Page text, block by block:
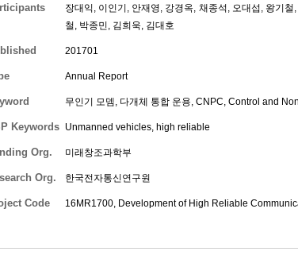
장대익, 이인기 , 안재영, 강경옥, 채종석 , 오대섭 , 왕기철 ,
철 , 박종민, 김희욱, 김대호
201701
Annual Report
무인기 모뎀, 다개체 통합 운용, CNPC, Control and
Keywords Unmanned vehicles, high reliable
Org. 미래창조과학부
Org. 한국전자통신연구원
Code 16MR1700, Development of High Reliable